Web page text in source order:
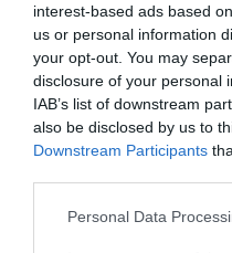
interest-based ads based
us or personal information
your opt-out. You may
disclosure of your personal
IAB’s list of downstream
also be disclosed by us to
Downstream Participants
Please note that this
Personal Data
Γιατί οι Τούρκοι
ΕΚΔΗΛΩΣΕΙΣ ΤΩΝ
Μαντζαβελάκη &
ΦΕΣΤΙΒΑΛ ΑΝΔΡΟΥ: Ένα
Μπέκετ
ευκαιρίες για να φανεί.